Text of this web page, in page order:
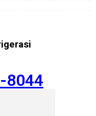
8044